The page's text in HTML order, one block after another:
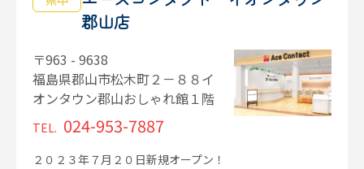
郡山店
〒963 - 9638
福島県郡山市松木町２－８８イ
オンタウン郡山おしゃれ館１階
TEL. 024-953-7887
２０２３年７月２０日新規オープン！